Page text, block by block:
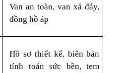
Van an toàn, van xả đáy,
đồng hồ áp
Hồ sơ thiết kế, biên bản
tính toán sức bền, tem